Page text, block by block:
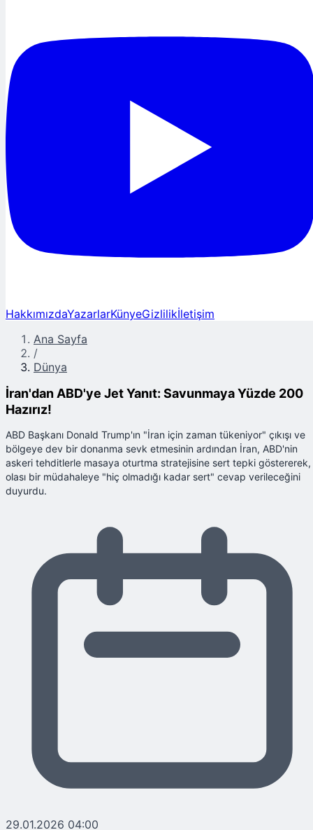
HakkımızdaYazarlarKünyeGizlilikİletişim
Ana Sayfa
/
Dünya
İran'dan ABD'ye Jet Yanıt: Savunmaya Yüzde 200
Hazırız!
ABD Başkanı Donald Trump'ın "İran için zaman tükeniyor" çıkışı ve
bölgeye dev bir donanma sevk etmesinin ardından İran, ABD'nin
askeri tehditlerle masaya oturtma stratejisine sert tepki göstererek,
olası bir müdahaleye "hiç olmadığı kadar sert" cevap verileceğini
duyurdu.
29.01.2026 04:00